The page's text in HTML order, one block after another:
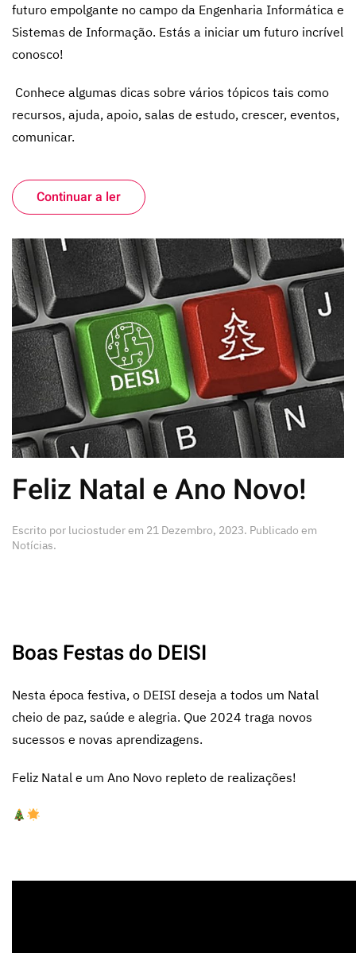
futuro empolgante no campo da Engenharia Informática e
Sistemas de Informação. Estás a iniciar um futuro incrível
conosco!
Conhece algumas dicas sobre vários tópicos tais como
recursos, ajuda, apoio, salas de estudo, crescer, eventos,
comunicar.
Continuar a ler
Feliz Natal e Ano Novo!
Escrito por luciostuderem 21 Dezembro, 2023. Publicado em
Notícias.
Boas Festas do DEISI
Nesta época festiva, o DEISI deseja a todos um Natal
cheio de paz, saúde e alegria. Que 2024 traga novos
sucessos e novas aprendizagens.
Feliz Natal e um Ano Novo repleto de realizações!